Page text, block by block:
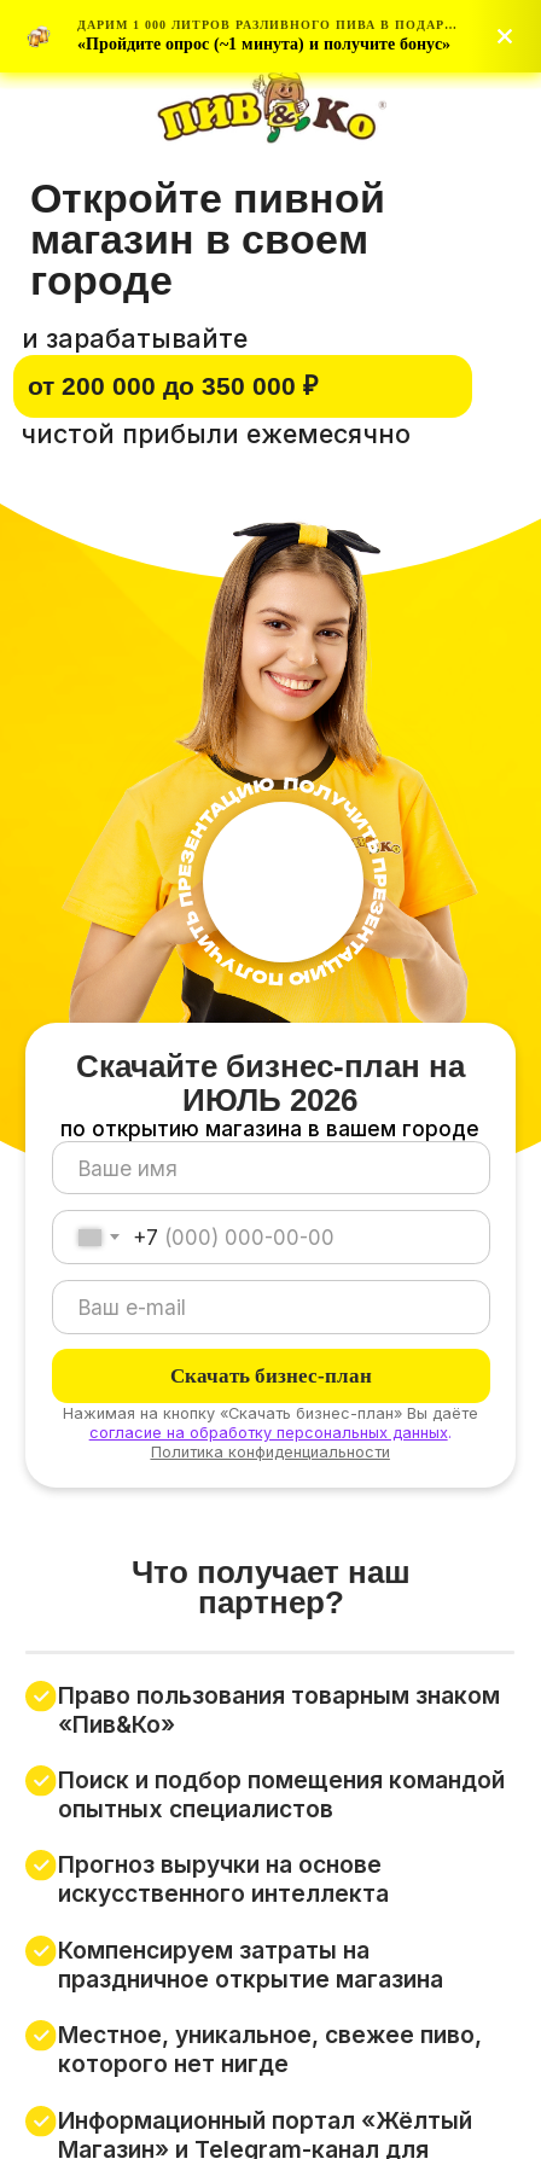
Откройте пивной
магазин в своем
городе
от 200 000 до 350 000 ₽
чистой прибыли ежемесячно
Скачайте бизнес-план на
ИЮЛЬ 2026
по открытию магазина в вашем городе
+7
партнер?
опытных специалистов
бизнеса, стандарты работы магазина
Информационный портал «Жёлтый
партнеров
Компенсируем затраты на
праздничное открытие магазина
искусственного интеллекта
Местное, уникальное, свежее пиво,
Право пользования товарным знаком
ДАРИМ 1 000 ЛИТРОВ РАЗЛИВНОГО ПИВА В ПОДАРОК НА ПРАЗДНИЧНОЕ ОТКРЫТИЕ
«Пройдите опрос (~1 минута) и получите бонус»
ДАРИМ 1 000 ЛИТРОВ РАЗЛИВНОГО ПИВА В ПОДАРОК НА ПРАЗДНИЧНОЕ ОТКРЫТИЕ
«Пройдите опрос (~1 минута) и получите бонус»